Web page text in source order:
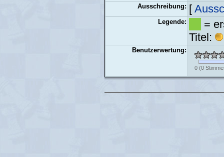
Ausschreibung: [
Legende:
=
Titel:
Benutzerwertung:
0 (0